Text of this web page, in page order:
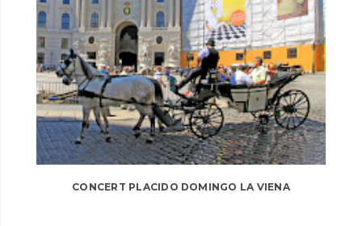
CONCERT PLACIDO DOMINGO LA VIENA